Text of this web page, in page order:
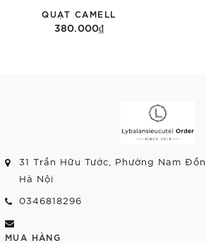
QUẠT CAMELL
380.000₫
31 Trần Hữu Tước, Phường Nam
Hà Nội
0346818296
MUA HÀNG